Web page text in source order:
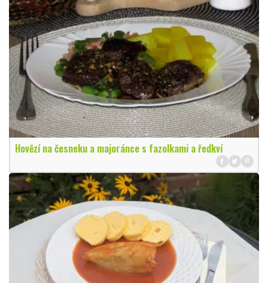
Hovězí na česneku a majoránce s fazolkami a ředkví